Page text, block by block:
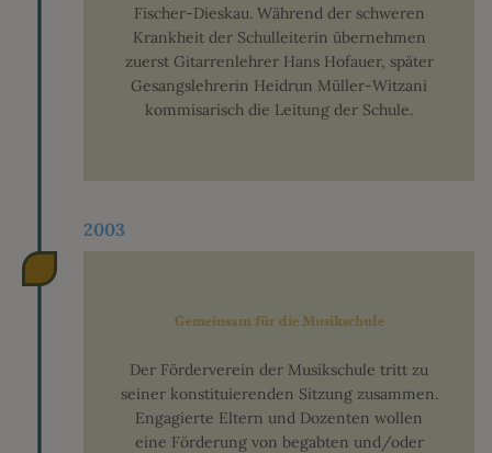
Fischer-Dieskau. Während der schweren
Krankheit der Schulleiterin übernehmen
zuerst Gitarrenlehrer Hans Hofauer, später
Gesangslehrerin Heidrun Müller-Witzani
kommisarisch die Leitung der Schule.
2003
Gemeinsam für die Musikschule
Der Förderverein der Musikschule tritt zu
seiner konstituierenden Sitzung zusammen.
Engagierte Eltern und Dozenten wollen
eine Förderung von begabten und/oder